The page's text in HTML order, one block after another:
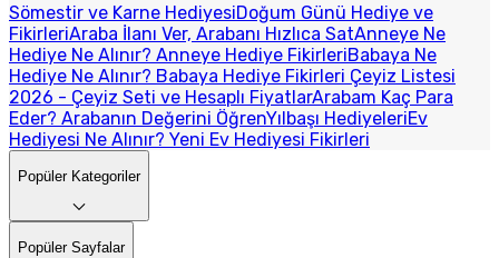
Sömestir ve Karne HediyesiDoğum Günü Hediye ve
FikirleriAraba İlanı Ver, Arabanı Hızlıca SatAnneye Ne
Hediye Ne Alınır? Anneye Hediye FikirleriBabaya Ne
Hediye Ne Alınır? Babaya Hediye Fikirleri Çeyiz Listesi
2026 - Çeyiz Seti ve Hesaplı FiyatlarArabam Kaç Para
Eder? Arabanın Değerini ÖğrenYılbaşı HediyeleriEv
Hediyesi Ne Alınır? Yeni Ev Hediyesi Fikirleri
Popüler Kategoriler
Popüler Sayfalar